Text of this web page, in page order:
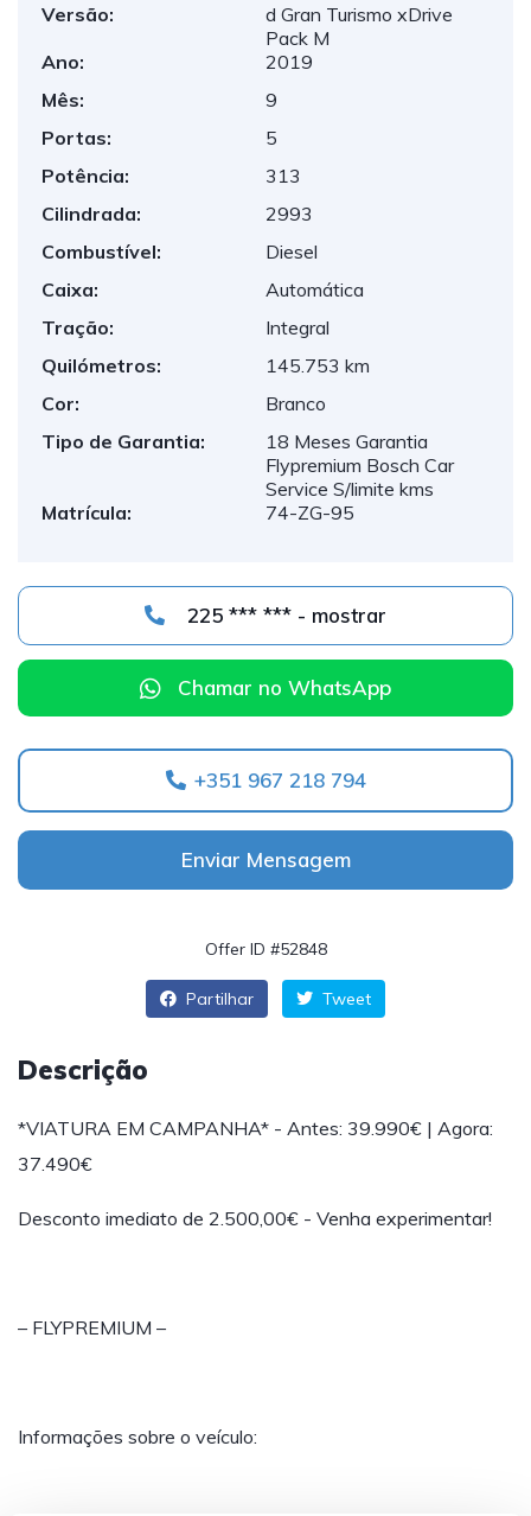
Versão:
d Gran Turismo xDrive
Pack M
Ano:
2019
Mês:
9
Portas:
5
Potência:
313
Cilindrada:
2993
Combustível:
Diesel
Caixa:
Automática
Tração:
Integral
Quilómetros:
145.753 km
Cor:
Branco
Tipo de Garantia:
18 Meses Garantia
Flypremium Bosch Car
Service S/limite kms
Matrícula:
74-ZG-95
225 *** *** - mostrar
Chamar no WhatsApp
+351 967 218 794
Enviar Mensagem
Offer ID #52848
Partilhar Tweet
Descrição
*VIATURA EM CAMPANHA* - Antes: 39.990€ | Agora:
37.490€
Desconto imediato de 2.500,00€ - Venha experimentar!
– FLYPREMIUM –
Informações sobre o veículo: